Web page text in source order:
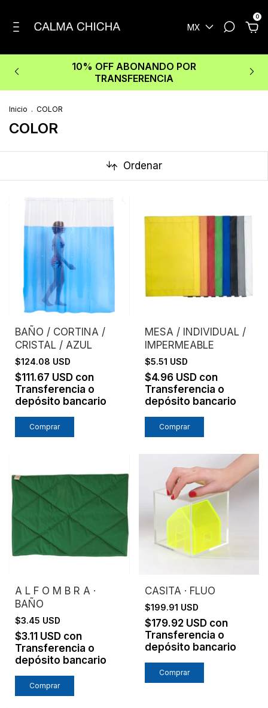
MX
0
10% OFF ABONANDO POR
TRANSFERENCIA
Inicio . COLOR
COLOR
Ordenar
BAÑO / CORTINA /
CRISTAL / AZUL
$124.08 USD
$111.67 USD con
Transferencia o
depósito bancario
MESA / INDIVIDUAL /
IMPERMEABLE
$5.51 USD
$4.96 USD con
Transferencia o
depósito bancario
Comprar
A L F O M B R A ·
BAÑO
$3.45 USD
$3.11 USD con
Transferencia o
depósito bancario
Comprar
CASITA · FLUO
$199.91 USD
$179.92 USD con
Transferencia o
depósito bancario